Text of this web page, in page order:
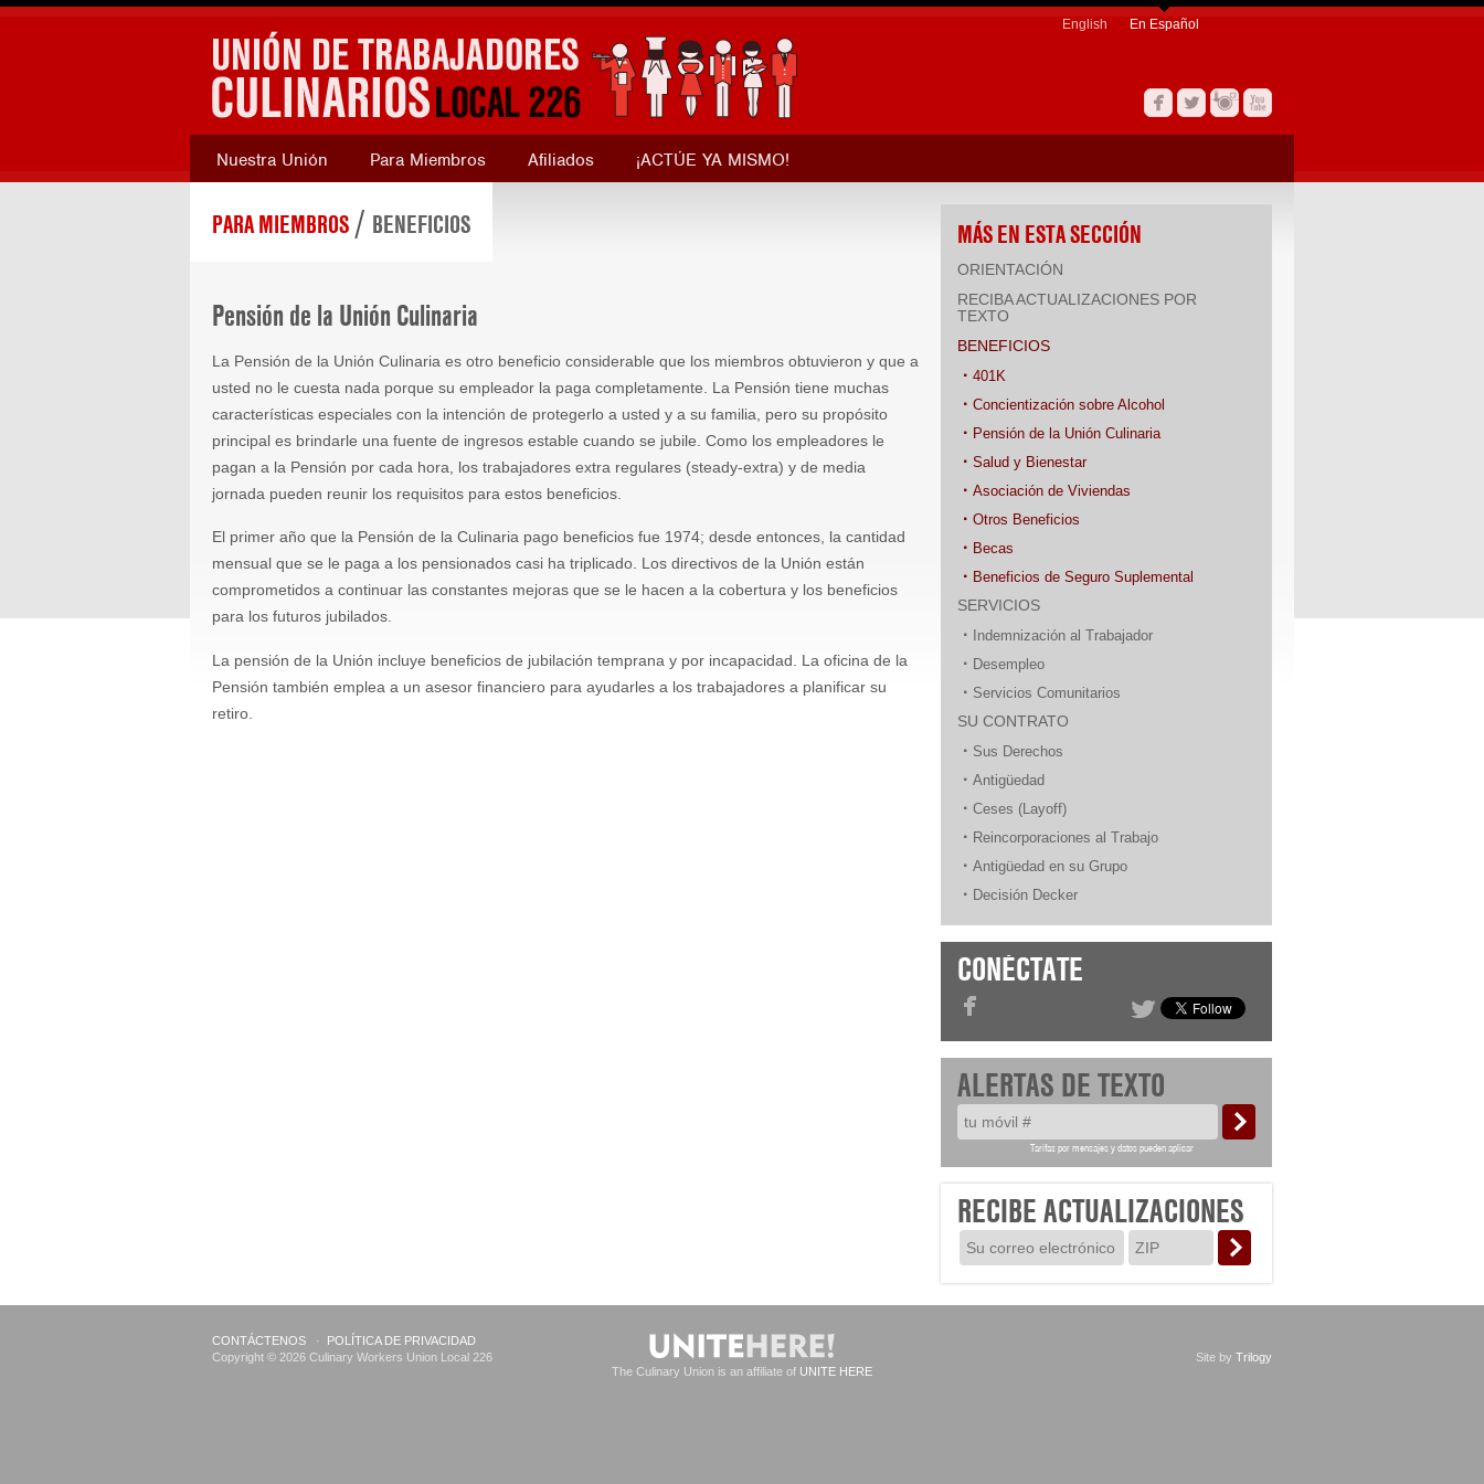
Nuestra Unión Para Miembros Afiliados ¡ACTÚE YA MISMO!
English En Español
PARA MIEMBROS / BENEFICIOS
Pensión de la Unión Culinaria
La Pensión de la Unión Culinaria es otro beneficio considerable que los miembros obtuvieron y que a
usted no le cuesta nada porque su empleador la paga completamente. La Pensión tiene muchas
características especiales con la intención de protegerlo a usted y a su familia, pero su propósito
principal es brindarle una fuente de ingresos estable cuando se jubile. Como los empleadores le
pagan a la Pensión por cada hora, los trabajadores extra regulares (steady-extra) y de media
jornada pueden reunir los requisitos para estos beneficios.
El primer año que la Pensión de la Culinaria pago beneficios fue 1974; desde entonces, la cantidad
mensual que se le paga a los pensionados casi ha triplicado. Los directivos de la Unión están
comprometidos a continuar las constantes mejoras que se le hacen a la cobertura y los beneficios
para los futuros jubilados.
La pensión de la Unión incluye beneficios de jubilación temprana y por incapacidad. La oficina de la
Pensión también emplea a un asesor financiero para ayudarles a los trabajadores a planificar su
retiro.
MÁS EN ESTA SECCIÓN
ORIENTACIÓN
RECIBA ACTUALIZACIONES POR
TEXTO
BENEFICIOS
401K
Concientización sobre Alcohol
Pensión de la Unión Culinaria
Salud y Bienestar
Asociación de Viviendas
Otros Beneficios
Becas
Beneficios de Seguro Suplemental
SERVICIOS
Indemnización al Trabajador
Desempleo
Servicios Comunitarios
SU CONTRATO
Sus Derechos
Antigüedad
Ceses (Layoff)
Reincorporaciones al Trabajo
Antigüedad en su Grupo
Decisión Decker
CONÉCTATE
ALERTAS DE TEXTO
Tarifas por mensajes y datos pueden aplicar
RECIBE ACTUALIZACIONES
CONTÁCTENOS · POLÍTICA DE PRIVACIDAD
Copyright © 2026 Culinary Workers Union Local 226
The Culinary Union is an affiliate of UNITE HERE
Site by Trilogy